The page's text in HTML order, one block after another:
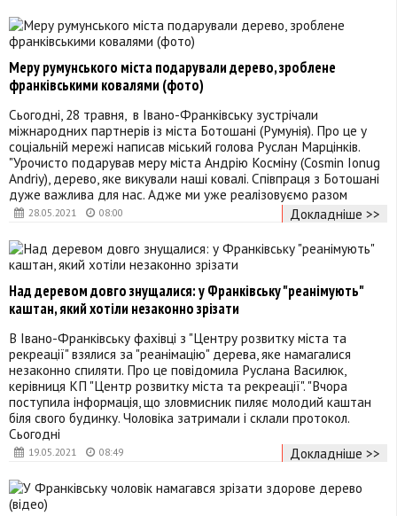
28.05.2021 08:00
Меру румунського міста подарували дерево, зроблене
франківськими ковалями (фото)
Сьогодні, 28 травня, в Івано-Франківську зустрічали
міжнародних партнерів із міста Ботошані (Румунія). Про це у
соціальній мережі написав міський голова Руслан Марцінків.
"Урочисто подарував меру міста Андрію Косміну (Cosmin Ionug
Andriy), дерево, яке викували наші ковалі. Співпраця з Ботошані
дуже важлива для нас. Адже ми уже реалізовуємо разом
Докладніше >>
19.05.2021 08:49
Над деревом довго знущалися: у Франківську "реанімують"
каштан, який хотіли незаконно зрізати
В Івано-Франківську фахівці з "Центру розвитку міста та
рекреації" взялися за "реанімацію" дерева, яке намагалися
незаконно спиляти. Про це повідомила Руслана Василюк,
керівниця КП "Центр розвитку міста та рекреації". "Вчора
поступила інформація, що зловмисник пиляє молодий каштан
біля свого будинку. Чоловіка затримали і склали протокол.
Сьогодні
Докладніше >>